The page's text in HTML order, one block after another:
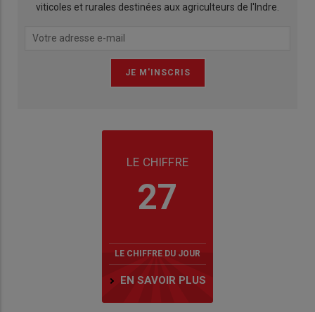
viticoles et rurales destinées aux agriculteurs de l'Indre.
LE CHIFFRE
27
LE CHIFFRE DU JOUR
EN SAVOIR PLUS